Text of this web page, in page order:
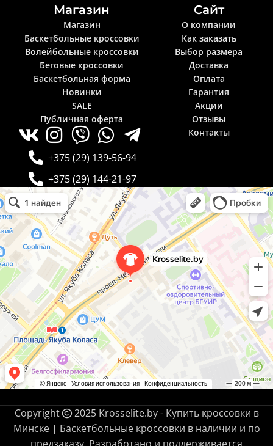
Магазин
Магазин
Баскетбольные кроссовки
Волейбольные кроссовки
Беговые кроссовки
Баскетбольная форма
Новинки
SALE
Публичная оферта
+375 (29) 139-56-94
+375 (29) 144-21-97
Сайт
О компании
Как заказать
Выбор размера
Доставка
Оплата
Гарантия
Акции
Отзывы
Контакты
Krosselite.by
Информационный интернет-сайт в Минске
Copyright
2025 Krosselite.by - Купить кроссовки в
Минске | Баскетбольные кроссовки в наличии и по